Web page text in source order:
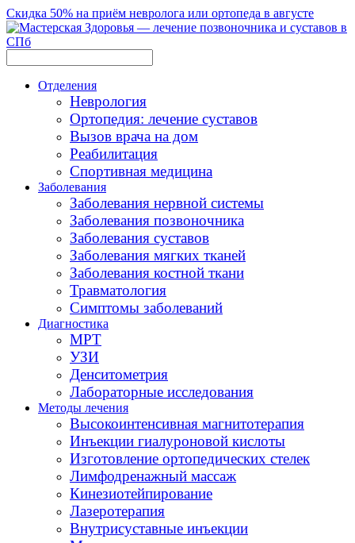
Скидка 50% на приём невролога или ортопеда в августе
Отделения
Неврология
Ортопедия: лечение суставов
Вызов врача на дом
Реабилитация
Спортивная медицина
Заболевания
Заболевания нервной системы
Заболевания позвоночника
Заболевания суставов
Заболевания мягких тканей
Заболевания костной ткани
Травматология
Симптомы заболеваний
Диагностика
МРТ
УЗИ
Денситометрия
Лабораторные исследования
Методы лечения
Высокоинтенсивная магнитотерапия
Инъекции гиалуроновой кислоты
Изготовление ортопедических стелек
Лимфодренажный массаж
Кинезиотейпирование
Лазеротерапия
Внутрисуставные инъекции